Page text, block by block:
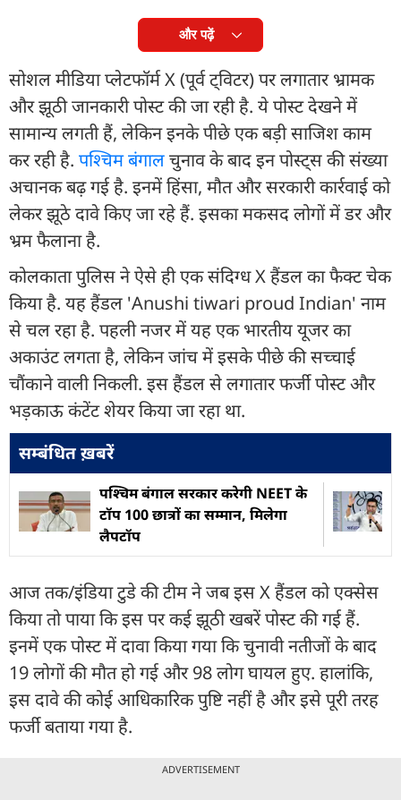
और पढ़ें
सोशल मीडिया प्लेटफॉर्म X (पूर्व ट्विटर) पर लगातार भ्रामक
और झूठी जानकारी पोस्ट की जा रही है. ये पोस्ट देखने में
सामान्य लगती हैं, लेकिन इनके पीछे एक बड़ी साजिश काम
कर रही है. पश्चिम बंगालचुनाव के बाद इन पोस्ट्स की संख्या
अचानक बढ़ गई है. इनमें हिंसा, मौत और सरकारी कार्रवाई को
लेकर झूठे दावे किए जा रहे हैं. इसका मकसद लोगों में डर और
भ्रम फैलाना है.
कोलकाता पुलिस ने ऐसे ही एक संदिग्ध X हैंडल का फैक्ट चेक
किया है. यह हैंडल 'Anushi tiwari proud Indian' नाम
से चल रहा है. पहली नजर में यह एक भारतीय यूजर का
अकाउंट लगता है, लेकिन जांच में इसके पीछे की सच्चाई
चौंकाने वाली निकली. इस हैंडल से लगातार फर्जी पोस्ट और
भड़काऊ कंटेंट शेयर किया जा रहा था.
सम्बंधित ख़बरें
पश्चिम बंगाल सरकार करेगी NEET के
टॉप 100 छात्रों का सम्मान, मिलेगा
लैपटॉप
आज तक/इंडिया टुडे की टीम ने जब इस X हैंडल को एक्सेस
किया तो पाया कि इस पर कई झूठी खबरें पोस्ट की गई हैं.
इनमें एक पोस्ट में दावा किया गया कि चुनावी नतीजों के बाद
19 लोगों की मौत हो गई और 98 लोग घायल हुए. हालांकि,
इस दावे की कोई आधिकारिक पुष्टि नहीं है और इसे पूरी तरह
फर्जी बताया गया है.
ADVERTISEMENT